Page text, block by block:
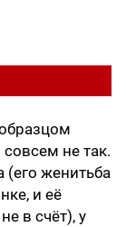
не так.
(его женитьба
и её
в счёт), у